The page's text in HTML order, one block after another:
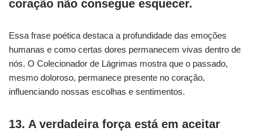
coração não consegue esquecer.
Essa frase poética destaca a profundidade das emoções
humanas e como certas dores permanecem vivas dentro de
nós. O Colecionador de Lágrimas mostra que o passado,
mesmo doloroso, permanece presente no coração,
influenciando nossas escolhas e sentimentos.
13. A verdadeira força está em aceitar